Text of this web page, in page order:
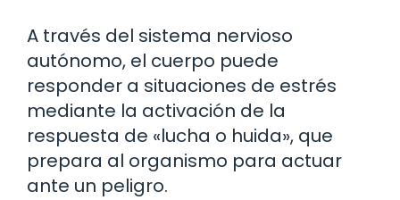
A través del sistema nervioso
autónomo, el cuerpo puede
responder a situaciones de estrés
mediante la activación de la
respuesta de «lucha o huida», que
prepara al organismo para actuar
ante un peligro.